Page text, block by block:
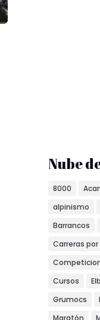
Nube
8000
alpinismo
Barrancos
Carreras
Cursos
Grumocs
Maratón